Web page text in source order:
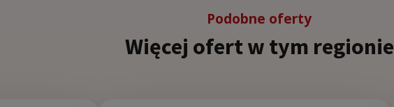
Podobne oferty
Więcej ofert w tym regionie